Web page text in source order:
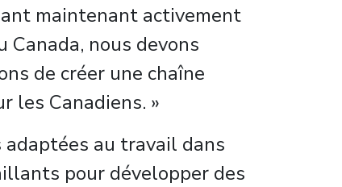
maintenant activement
Canada, nous devons
de créer une chaîne
les Canadiens. »
au travail dans
pour développer des